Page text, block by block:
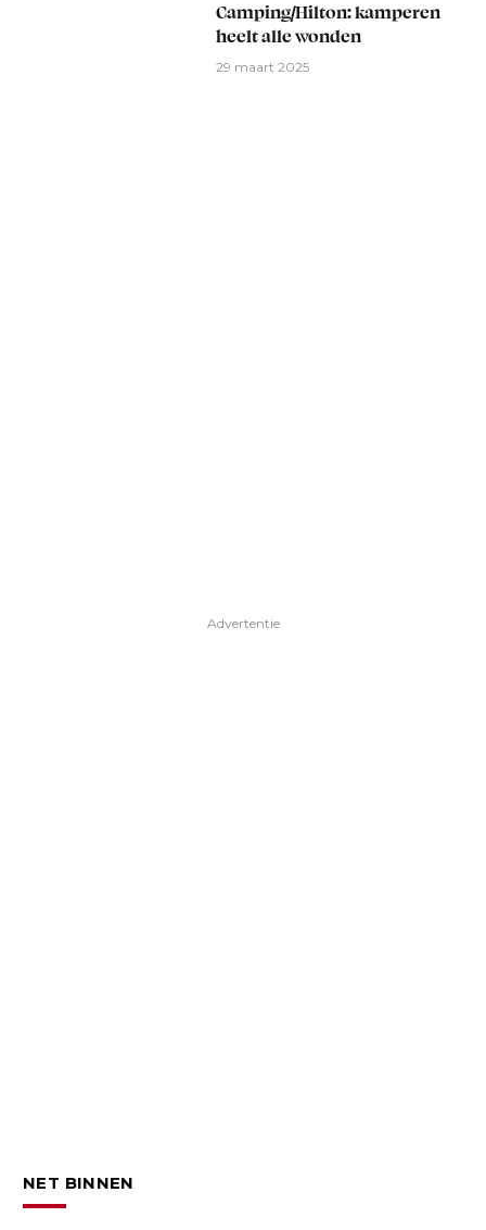
Camping/Hilton: kamperen
heelt alle wonden
29 maart 2025
Advertentie
NET BINNEN